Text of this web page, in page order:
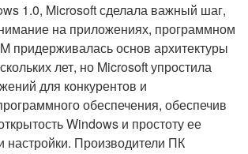
1.0, Microsoft сделала важный шаг,
на приложениях, программном
придерживалась основ архитектуры
лет, но Microsoft упростила
для конкурентов и
обеспечения, обеспечив
Windows и простоту ее
настройки. Производители ПК